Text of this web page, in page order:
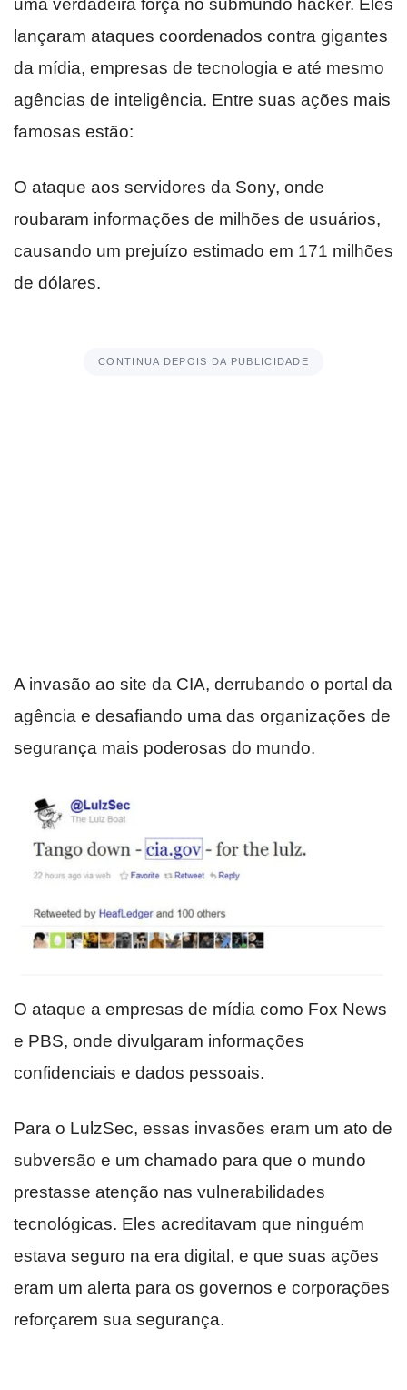
lançaram ataques coordenados contra gigantes
da mídia, empresas de tecnologia e até mesmo
agências de inteligência. Entre suas ações mais
famosas estão:
O ataque aos servidores da Sony, onde
roubaram informações de milhões de usuários,
causando um prejuízo estimado em 171 milhões
de dólares.
CONTINUA DEPOIS DA PUBLICIDADE
A invasão ao site da CIA, derrubando o portal da
agência e desafiando uma das organizações de
segurança mais poderosas do mundo.
O ataque a empresas de mídia como Fox News
e PBS, onde divulgaram informações
confidenciais e dados pessoais.
Para o LulzSec, essas invasões eram um ato de
subversão e um chamado para que o mundo
prestasse atenção nas vulnerabilidades
tecnológicas. Eles acreditavam que ninguém
estava seguro na era digital, e que suas ações
eram um alerta para os governos e corporações
reforçarem sua segurança.